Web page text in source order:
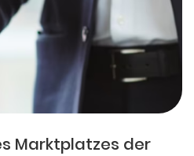
Marktplatzes der